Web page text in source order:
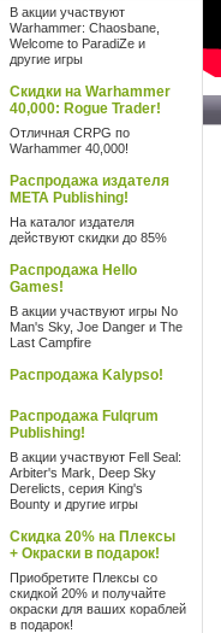
В акции участвуют
Warhammer: Chaosbane,
Welcome to ParadiZe и
другие игры
Скидки на Warhammer
40,000: Rogue Trader!
Отличная CRPG по
Warhammer 40,000!
Распродажа издателя
META Publishing!
На каталог издателя
действуют скидки до 85%
Распродажа Hello
Games!
В акции участвуют игры No
Man's Sky, Joe Danger и The
Last Campfire
Распродажа Kalypso!
Распродажа Fulqrum
Publishing!
В акции участвуют Fell Seal:
Arbiter's Mark, Deep Sky
Derelicts, серия King's
Bounty и другие игры
Скидка 20% на Плексы
+ Окраски в подарок!
Приобретите Плексы со
скидкой 20% и получайте
окраски для ваших кораблей
в подарок!